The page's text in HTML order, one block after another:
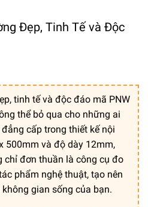
Đẹp, Tinh Tế và Độc
tinh tế và độc đáo mã PNW
thể bỏ qua cho những ai
cấp trong thiết kế nội
500mm và độ dày 12mm,
chỉ đơn thuần là công cụ đo
phẩm nghệ thuật, tạo nên
gian sống của bạn.